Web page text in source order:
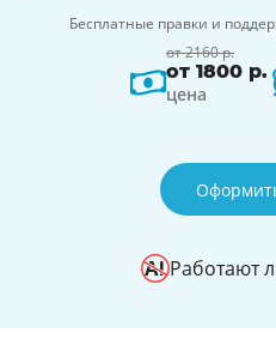
Бесплатные правки и
от 2160 р.
от 1800 р.
цена
Работают